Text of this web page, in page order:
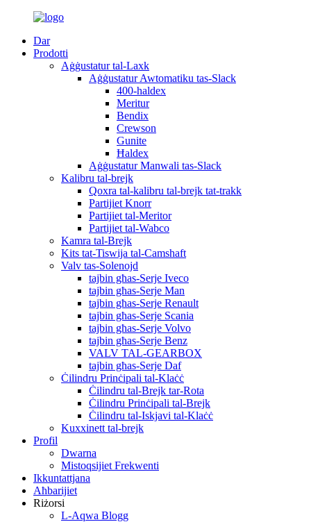
Dar
Prodotti
Aġġustatur tal-Laxk
Aġġustatur Awtomatiku tas-Slack
400-haldex
Meritur
Bendix
Crewson
Gunite
Ħaldex
Aġġustatur Manwali tas-Slack
Kalibru tal-brejk
Qoxra tal-kalibru tal-brejk tat-trakk
Partijiet Knorr
Partijiet tal-Meritor
Partijiet tal-Wabco
Kamra tal-Brejk
Kits tat-Tiswija tal-Camshaft
Valv tas-Solenojd
tajbin għas-Serje Iveco
tajbin għas-Serje Man
tajbin għas-Serje Renault
tajbin għas-Serje Scania
tajbin għas-Serje Volvo
tajbin għas-Serje Benz
VALV TAL-GEARBOX
tajbin għas-Serje Daf
Ċilindru Prinċipali tal-Klaċċ
Ċilindru tal-Brejk tar-Rota
Ċilindru Prinċipali tal-Brejk
Ċilindru tal-Iskjavi tal-Klaċċ
Kuxxinett tal-brejk
Profil
Dwarna
Mistoqsijiet Frekwenti
Ikkuntattjana
Aħbarijiet
Riżorsi
L-Aqwa Blogg